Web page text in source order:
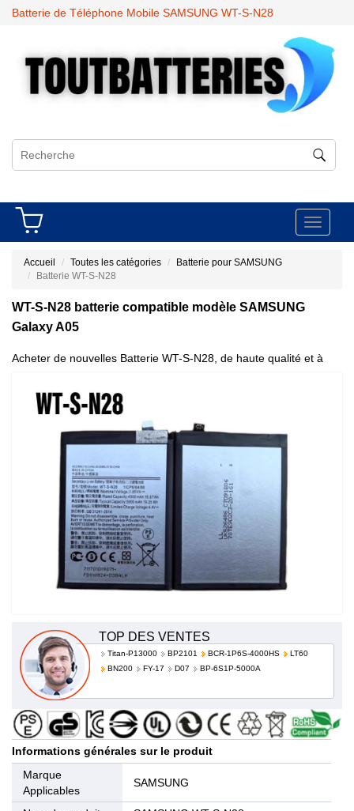
Batterie de Téléphone Mobile SAMSUNG WT-S-N28
Toggle
Accueil Toutes les catégories
Batterie pour SAMSUNG
Batterie WT-S-N28
WT-S-N28 batterie compatible modèle SAMSUNG
Galaxy A05
Acheter de nouvelles Batterie WT-S-N28, de haute qualité et à
TOP DES VENTES
Titan-P13000 BP2101 BCR-1P6S-4000HS
LT60
BN200
FY-17 D07 BP-6S1P-5000A
Informations générales sur le produit
Marque
Applicables
SAMSUNG